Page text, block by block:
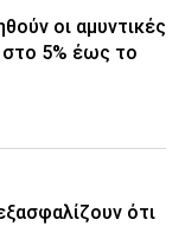
οι αμυντικές
5% έως το
ότι